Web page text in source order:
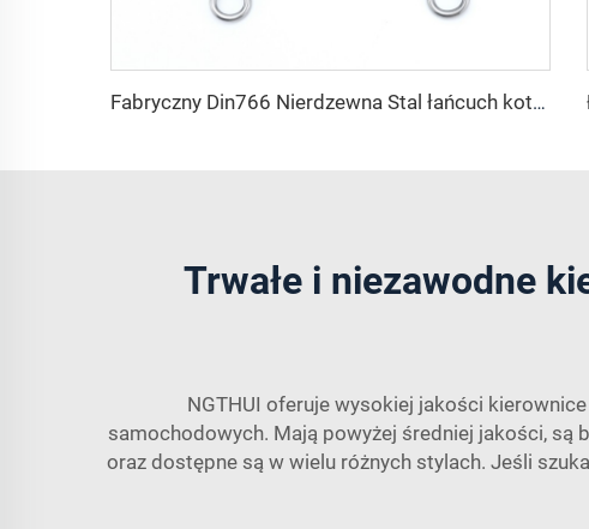
Fabryczny Din766 Nierdzewna Stal łańcuch kotwiczy 8mm Marine Link 316 Żelazny Łańcuch Kotwiczowy Nierdzewny Łańcuch Stali Rozdzielony
Trwałe i niezawodne
NGTHUI oferuje wysokiej jakości
samochodowych. Mają powyżej średniej jakości,
oraz dostępne są w wielu różnych stylach. Jeśli